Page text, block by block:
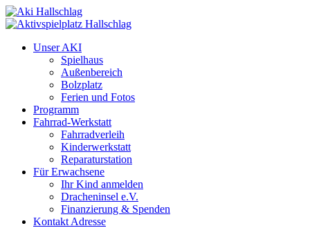
Unser AKI
Spielhaus
Außenbereich
Bolzplatz
Ferien und Fotos
Programm
Fahrrad-Werkstatt
Fahrradverleih
Kinderwerkstatt
Reparaturstation
Für Erwachsene
Ihr Kind anmelden
Dracheninsel e.V.
Finanzierung & Spenden
Kontakt Adresse